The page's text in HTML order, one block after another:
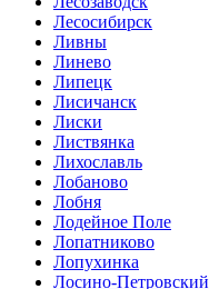
Лесосибирск
Ливны
Линево
Липецк
Лисичанск
Лиски
Листвянка
Лихославль
Лобаново
Лобня
Лодейное Поле
Лопатниково
Лопухинка
Лосино-Петровский